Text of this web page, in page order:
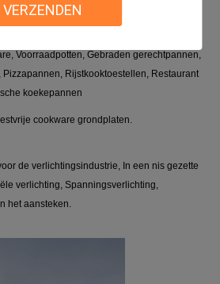
VERZENDEN
Voorraadpotten, Gebraden gerechtpannen,
Pizzapannen, Rijstkooktoestellen, Restaurant
koekepannen
cookware grondplaten.
de verlichtingsindustrie, In een nis gezette
verlichting, Spanningsverlichting,
het aansteken.